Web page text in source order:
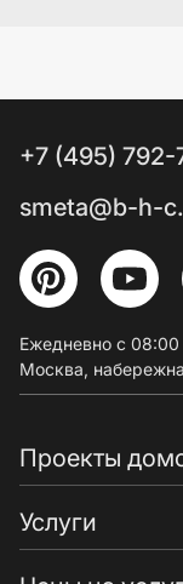
Проекты
Услуги
+7 (495)
smeta@b-h-
Ежедневно с
Москва,